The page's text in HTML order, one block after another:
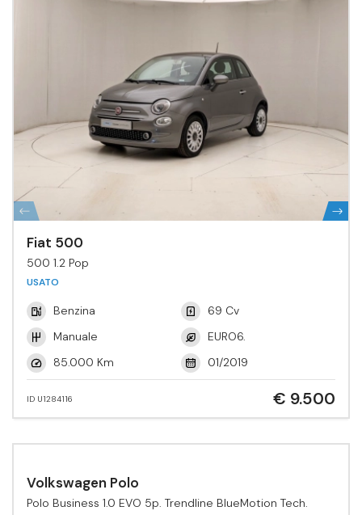
Fiat 500
500 1.2 Pop
USATO
Benzina
69 Cv
Manuale
EURO6.
85.000 Km
01/2019
ID U1284116 € 9.500
Volkswagen Polo
Polo Business 1.0 EVO 5p. Trendline BlueMotion Tech.